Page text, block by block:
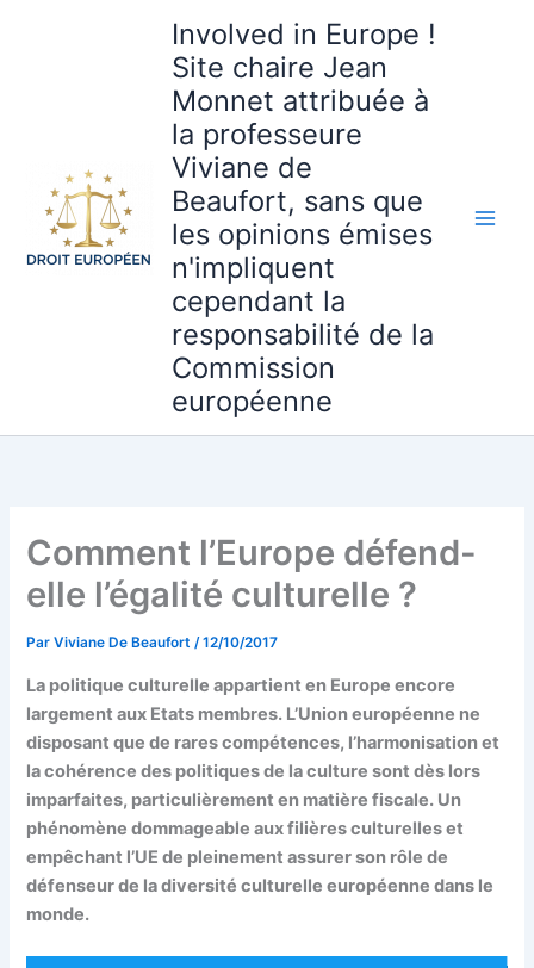
Involved in Europe !
Site chaire Jean
Monnet attribuée à
la professeure
Viviane de
Beaufort, sans que
les opinions émises
n'impliquent
cependant la
responsabilité de la
Commission
européenne
Comment l’Europe défend-
elle l’égalité culturelle ?
ParViviane De Beaufort/12/10/2017
La politique culturelle appartient en Europe encore
largement aux Etats membres. L’Union européenne ne
disposant que de rares compétences, l’harmonisation et
la cohérence des politiques de la culture sont dès lors
imparfaites, particulièrement en matière fiscale. Un
phénomène dommageable aux filières culturelles et
empêchant l’UE de pleinement assurer son rôle de
défenseur de la diversité culturelle européenne dans le
monde.